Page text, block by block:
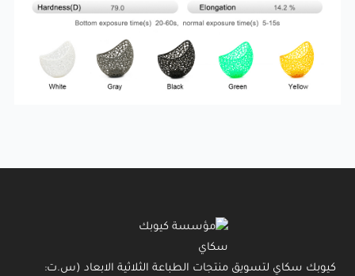
كيوبك سكاي لتسويق منتجات الطباعة الثلاثية الابعاد (س.ت: